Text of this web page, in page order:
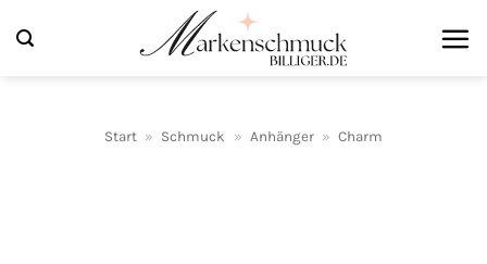
Inhalt
Start » Schmuck » Anhänger » Charm